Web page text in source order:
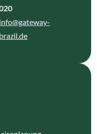
info@gateway-
brazil.de